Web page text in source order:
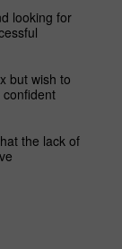
looking for
but wish to
the lack of